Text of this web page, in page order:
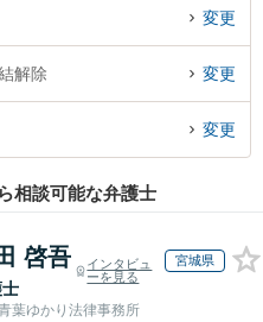
ール情報や弁護士費用、強みなどが
間に発生した口座凍結解除のトラブ
無料で口座凍結解除を法律相談でき
などでお困りの相談者さんにおすす
変更
解除 変更
変更
相談可能な弁護士
啓吾
インタビュ
ーを見る
宮城県
葉ゆかり法律事務所